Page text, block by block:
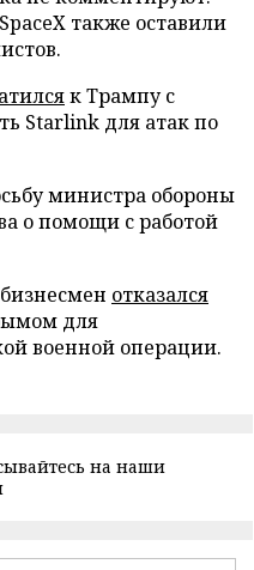
также оставили
к Трампу с
Starlink для атак по
министра обороны
о помощи с работой
отказался
для
военной операции.
на наши